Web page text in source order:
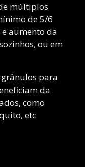
múltiplos
de 5/6
aumento da
ou em
para
da
como
etc